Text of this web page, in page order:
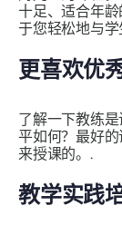
十足、适合年
于您轻松地与
更喜欢优
了解一下教练
平如何？最好
来授课的。.
教学实践